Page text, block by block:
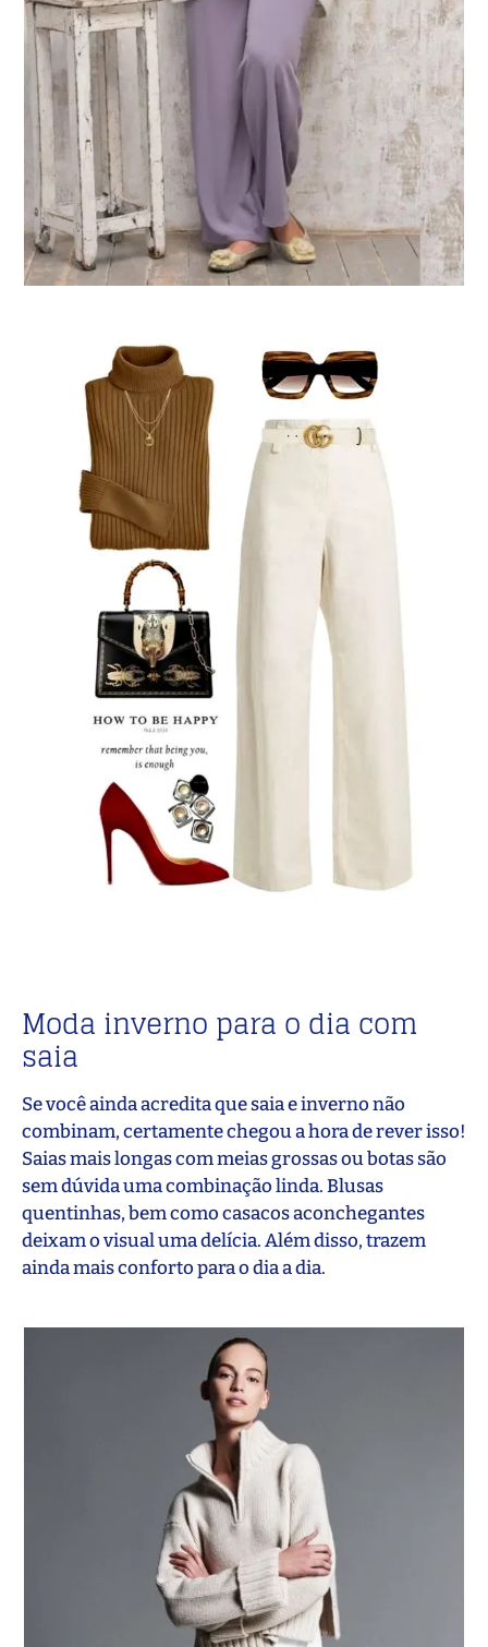
Moda inverno para o dia com
saia
Se você ainda acredita que saia e inverno não
combinam, certamente chegou a hora de rever isso!
Saias mais longas com meias grossas ou botas são
sem dúvida uma combinação linda. Blusas
quentinhas, bem como casacos aconchegantes
deixam o visual uma delícia. Além disso, trazem
ainda mais conforto para o dia a dia.